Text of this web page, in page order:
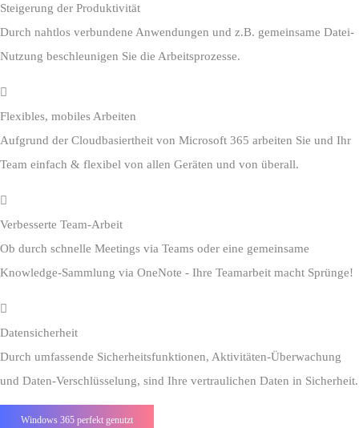
Steigerung der Produktivität
Durch nahtlos verbundene Anwendungen und z.B. gemeinsame Datei-
Nutzung beschleunigen Sie die Arbeitsprozesse.
Flexibles, mobiles Arbeiten
Aufgrund der Cloudbasiertheit von Microsoft 365 arbeiten Sie und Ihr
Team einfach & flexibel von allen Geräten und von überall.
Verbesserte Team-Arbeit
Ob durch schnelle Meetings via Teams oder eine gemeinsame
Knowledge-Sammlung via OneNote - Ihre Teamarbeit macht Sprünge!
Datensicherheit
Durch umfassende Sicherheitsfunktionen, Aktivitäten-Überwachung
und Daten-Verschlüsselung, sind Ihre vertraulichen Daten in Sicherheit.
Windows 365 perfekt genutzt